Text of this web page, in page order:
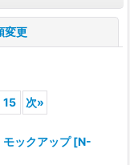
変更
15 次»
ックアップ [N-